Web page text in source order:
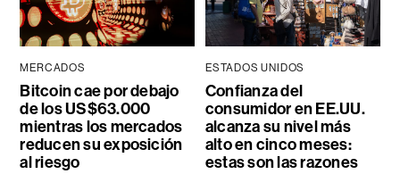
MERCADOS
Bitcoin cae por debajo
de los US$63.000
mientras los mercados
reducen su exposición
al riesgo
ESTADOS UNIDOS
Confianza del
consumidor en EE.UU.
alcanza su nivel más
alto en cinco meses:
estas son las razones